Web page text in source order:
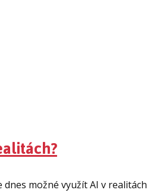
dnes možné využít AI v realitách